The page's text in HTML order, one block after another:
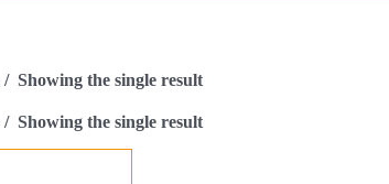
Showing the single result
Showing the single result